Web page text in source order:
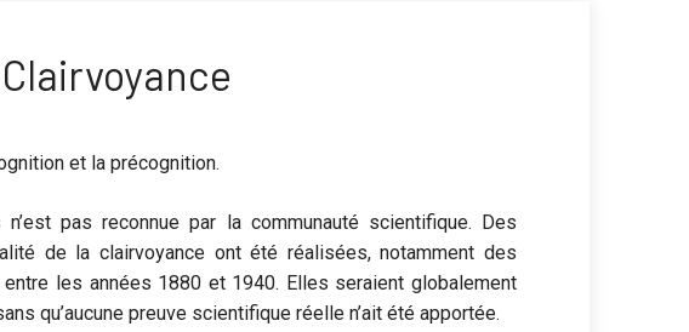
Clairvoyance
et la précognition.
pas reconnue par la communauté scientifique. Des
de la clairvoyance ont été réalisées, notamment des
les années 1880 et 1940. Elles seraient globalement
qu’aucune preuve scientifique réelle n’ait été apportée.